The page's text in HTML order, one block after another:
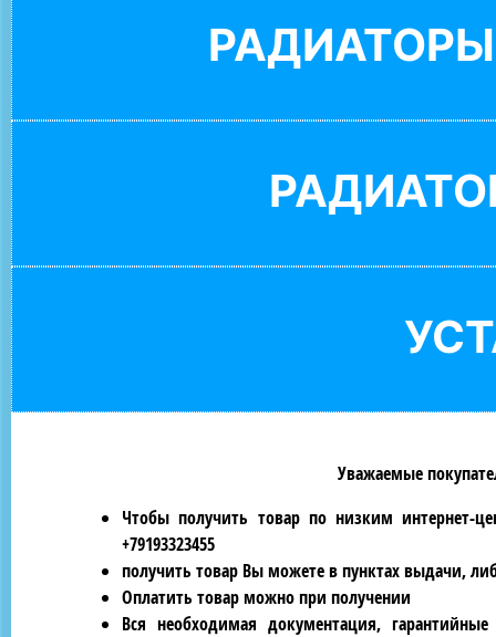
Уважаемые
Чтобы получить товар по низким интернет-
+79193323455
получить товар Вы можете в пунктах выдачи,
Оплатить товар можно при получении
Вся необходимая документация,